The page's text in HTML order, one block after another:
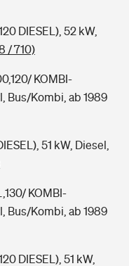
DIESEL), 52 kW,
/ 710)
KOMBI-
Bus/Kombi, ab 1989
51 kW, Diesel,
KOMBI-
Bus/Kombi, ab 1989
DIESEL), 51 kW,